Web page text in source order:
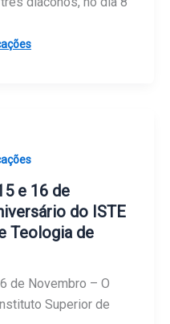
e 16 de
do ISTE
Teologia de
de Novembro – O
Superior de